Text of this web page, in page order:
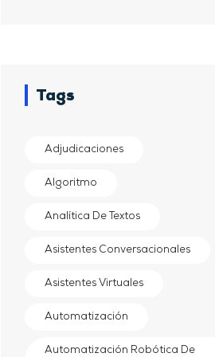
Tags
Adjudicaciones
Algoritmo
Analítica De Textos
Asistentes Conversacionales
Asistentes Virtuales
Automatización
Automatización Robótica De